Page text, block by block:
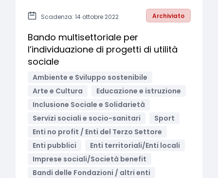
Scadenza: 14 ottobre 2022 Archiviato
Bando multisettoriale per
l’individuazione di progetti di utilità
sociale
Ambiente e Sviluppo sostenibile
Arte e Cultura
Educazione e istruzione
Inclusione Sociale e Solidarietà
Servizi sociali e socio-sanitari
Sport
Enti no profit / Enti del Terzo Settore
Enti pubblici
Enti territoriali/Enti locali
Imprese sociali/Società benefit
Bandi delle Fondazioni / altri enti